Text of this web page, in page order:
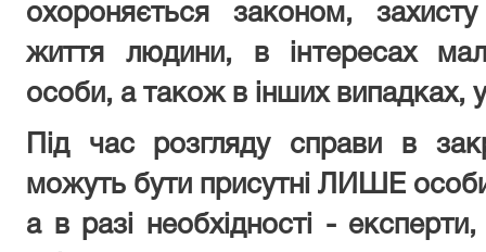
охороняється законом,
життя людини, в інтересах
особи, а також в інших випадках,
Під час розгляду справи в
можуть бути присутні ЛИШЕ
а в разі необхідності - експерти,